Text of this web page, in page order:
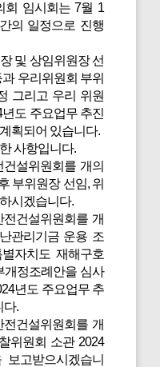
회 임시회는 7월 1
의 일정으로 진행
및 상임위원장 선
우리위원회 부위
그리고 우리 위원
도 주요업무 추진
획되어 있습니다.
사항입니다.
설위원회를 개의
부위원장 선임, 위
시겠습니다.
건설위원회를 개
관리기금 운용 조
자치도 재해구호
개정조례안을 심사
년도 주요업무 추
다.
건설위원회를 개
위원회 소관 2024
고받으시겠습니